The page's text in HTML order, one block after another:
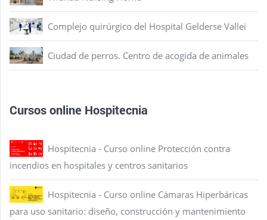
Complejo quirúrgico del Hospital Gelderse Vallei
Ciudad de perros. Centro de acogida de animales
Cursos online Hospitecnia
Hospitecnia - Curso online Protección contra
incendios en hospitales y centros sanitarios
Hospitecnia - Curso online Cámaras Hiperbáricas
para uso sanitario: diseño, construcción y mantenimiento